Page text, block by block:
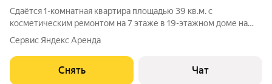
Сдаётся 1-комнатная квартира площадью 39 кв.м. с
косметическим ремонтом на 7 этаже в 19-этажном доме на
срок от 11 месяцев. Из техники есть: Духовой шкаф Стиральная
машина Холодильник Дом - кирпичный. В подъезде 2 лифта - 1
грузовой и 1
Сервис Яндекс Аренда
Снять Чат